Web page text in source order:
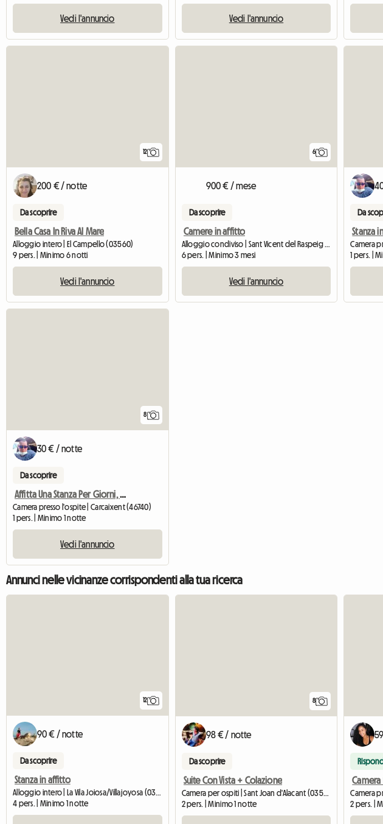
Vedi l'annuncio Vedi l'annuncio
12
200 € / notte
Da scoprire
Bella Casa In Riva Al Mare
Alloggio intero | El Campello (03560)
9 pers. | Minimo 6 notti
Vedi l'annuncio
6
900 € / mese
Da scoprire
Camere in affitto
Alloggio condiviso | Sant Vicent del Raspeig (03690) | 100 M2
6 pers. | Minimo 3 mesi
Vedi l'annuncio
Da
Stanza
Camera
1 pers. |
8
30 € / notte
Da scoprire
Affitta Una Stanza Per Giorni, Settimane O Un Mese Al Massimo
Camera presso l'ospite | Carcaixent (46740)
1 pers. | Minimo 1 notte
Vedi l'annuncio
Annunci nelle vicinanze corrispondenti alla tua ricerca
12
90 € / notte
Da scoprire
Stanza in affitto
Alloggio intero | La Vila Joiosa/Villajoyosa (03570)
4 pers. | Minimo 1 notte
8
98 € / notte
Da scoprire
Suite Con Vista + Colazione
Camera per ospiti | Sant Joan d'Alacant (03550)
2 pers. | Minimo 1 notte
2 pers. |